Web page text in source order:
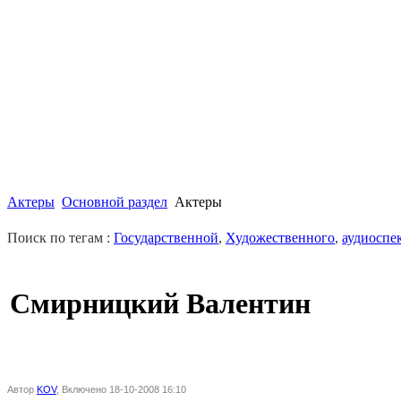
Актеры Основной раздел Актеры
Поиск по тегам : Государственной, Художественного,
Смирницкий Валентин
Автор KOV, Включено 18-10-2008 16:10